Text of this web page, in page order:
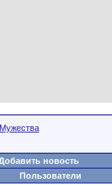
новость
Пользователи